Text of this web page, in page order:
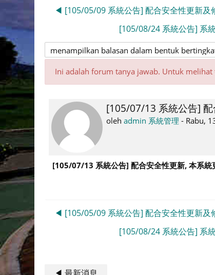
◀︎ [105/05/09 系統公告] 配合安全性更新及
[105/08/24 系統公告] 系
Ini adalah forum tanya jawab. Untuk
[105/07/13 系統公告]
olehadmin 系統管理 - Rabu,
Jumlah
balasan:
[105/07/13 系統公告] 配合安全性更新, 本系
◀︎ [105/05/09 系統公告] 配合安全性更新及
[105/08/24 系統公告] 系